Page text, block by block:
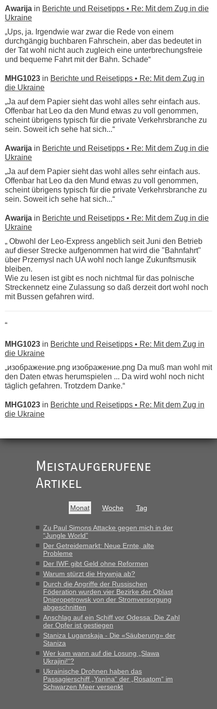
Awarija in Berichte und Reisetipps • Re: Mit dem Zug in die
Ukraine
„Ups, ja. Irgendwie war zwar die Rede von einem
durchgängig buchbaren Fahrschein, aber das bedeutet in
der Tat wohl nicht auch zugleich eine unterbrechungsfreie
und bequeme Fahrt mit der Bahn. Schade“
MHG1023 in Berichte und Reisetipps • Re: Mit dem Zug in
die Ukraine
„Ja auf dem Papier sieht das wohl alles sehr einfach aus.
Offenbar hat Leo da den Mund etwas zu voll genommen,
scheint übrigens typisch für die private Verkehrsbranche zu
sein. Soweit ich sehe hat sich...“
Awarija in Berichte und Reisetipps • Re: Mit dem Zug in die
Ukraine
„Ja auf dem Papier sieht das wohl alles sehr einfach aus.
Offenbar hat Leo da den Mund etwas zu voll genommen,
scheint übrigens typisch für die private Verkehrsbranche zu
sein. Soweit ich sehe hat sich...“
Awarija in Berichte und Reisetipps • Re: Mit dem Zug in die
Ukraine
„ Obwohl der Leo-Express angeblich seit Juni den Betrieb
auf dieser Strecke aufgenommen hat wird die "Bahnfahrt"
über Przemysl nach UA wohl noch lange Zukunftsmusik
bleiben.
Wie zu lesen ist gibt es noch nichtmal für das polnische
Streckennetz eine Zulassung so daß derzeit dort wohl noch
mit Bussen gefahren wird.
“
MHG1023 in Berichte und Reisetipps • Re: Mit dem Zug in
die Ukraine
„изображение.png изображение.png Da muß man wohl mit
den Daten etwas herumspielen ... Da wird wohl noch nicht
täglich gefahren. Trotzdem Danke.“
MHG1023 in Berichte und Reisetipps • Re: Mit dem Zug in
die Ukraine
Ist korrekt, aber ich finde man hätte trotzdem im Text gleich
darauf hinweisen können.
War aber nicht "böse" gemeint ...
buchbar - warum auch immer ...
Hab´s versucht - bekomme aber immer angezeigt "auf dieser
Strecke fahren wir nicht"
MHG1023 inBerichte und Reisetipps • Re: Mit dem Zug in
die Ukraine
„Man sollte aber explizit dazu schreiben, daß es ein Zug von
LeoExpress ist - und nur auf deren Webseite kann man die
Fahrkarten kaufen. Zumindest ist es die erste Umsteigefreie
Verbindung von Deutschland...“
Recht, Visa und Dokumente • Re: Deklaration
gebrauchter Kleidung beim Zoll
„Vielen Dank, mit einem Briefchen meiner Frau im Gepäck
gab es keine Probleme“
Meistaufgerufene
Artikel
Monat Woche Tag
Zu Paul Simons Attacke gegen mich in der
“Jungle World”
Der Getreidemarkt: Neue Ernte, alte
Probleme
Der IWF gibt Geld ohne Reformen
Warum stürzt die Hrywnja ab?
Durch die Angriffe der Russischen
Föderation wurden vier Bezirke der Oblast
Dnipropetrowsk von der Stromversorgung
abgeschnitten
Anschlag auf ein Schiff vor Odessa: Die Zahl
der Opfer ist gestiegen
Staniza Luganskaja - Die «Säuberung» der
Staniza
Wer kam wann auf die Losung „Slawa
Ukrajini!“?
Ukrainische Drohnen haben das
Passagierschiff „Yanina“ der „Rosatom“ im
Schwarzen Meer versenkt